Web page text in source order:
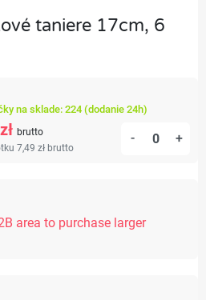
taniere 17cm, 6
na sklade: 224 (dodanie 24h)
brutto
7,49 zł brutto
- +
area to purchase larger